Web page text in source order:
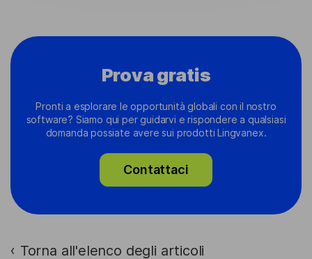
Prova gratis
Pronti a esplorare le opportunità globali con il nostro
software? Siamo qui per guidarvi e rispondere a qualsiasi
domanda possiate avere sui prodotti Lingvanex.
Contattaci
› Torna all'elenco degli articoli